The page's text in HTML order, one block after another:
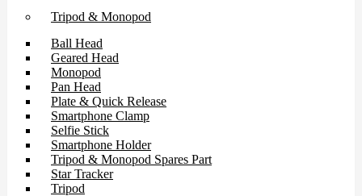
Tripod & Monopod
Ball Head
Geared Head
Monopod
Pan Head
Plate & Quick Release
Smartphone Clamp
Selfie Stick
Smartphone Holder
Tripod & Monopod Spares Part
Star Tracker
Tripod